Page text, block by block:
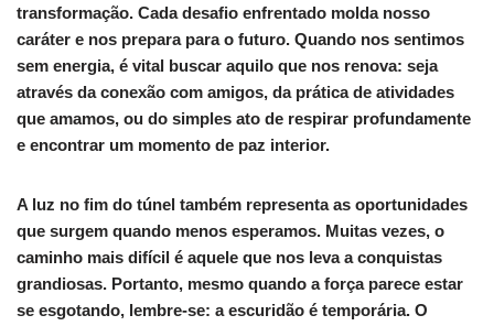
transformação. Cada desafio enfrentado molda nosso
caráter e nos prepara para o futuro. Quando nos sentimos
sem energia, é vital buscar aquilo que nos renova: seja
através da conexão com amigos, da prática de atividades
que amamos, ou do simples ato de respirar profundamente
e encontrar um momento de paz interior.
A luz no fim do túnel também representa as oportunidades
que surgem quando menos esperamos. Muitas vezes, o
caminho mais difícil é aquele que nos leva a conquistas
grandiosas. Portanto, mesmo quando a força parece estar
se esgotando, lembre-se: a escuridão é temporária. O